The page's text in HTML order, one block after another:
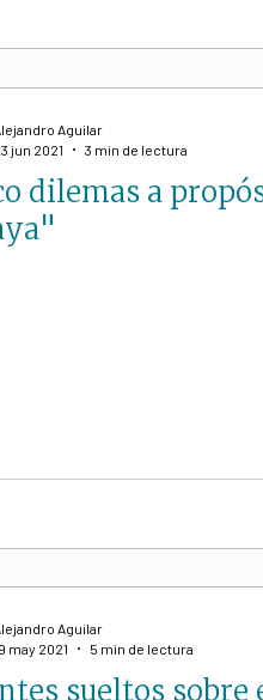
dilemas a
Aguilar
jun 2021
3 min de lectura
sueltos sobre
Aguilar
may 2021
5 min de lectura